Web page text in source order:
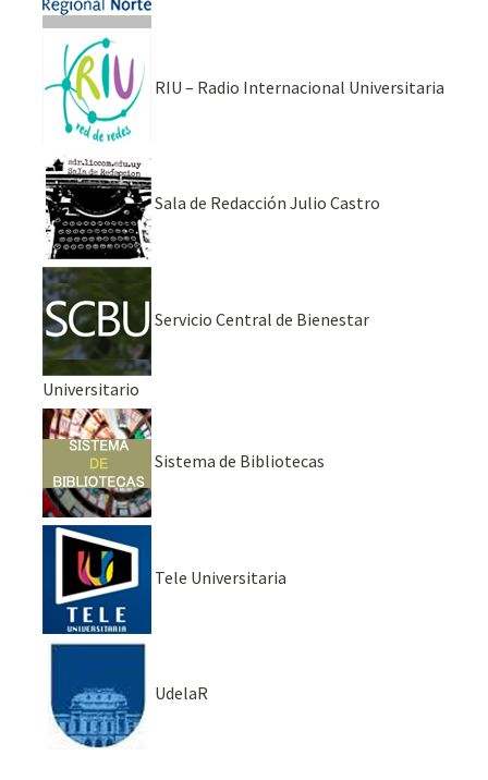
RIU – Radio Internacional Universitaria
Sala de Redacción Julio Castro
Servicio Central de Bienestar
Universitario
Sistema de Bibliotecas
Tele Universitaria
UdelaR